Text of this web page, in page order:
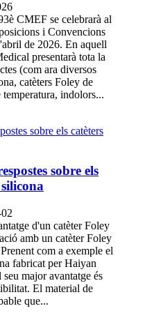
CMEF se celebrarà al
i Convencions
de 2026. En aquell
presentarà tota la
(com ara diversos
catèters Foley de
indolors...
sobre els
d'un catèter Foley
amb un catèter Foley
com a exemple el
fabricat per Haiyan
major avantatge és
El material de
que...